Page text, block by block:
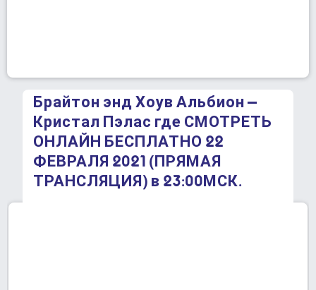
Брайтон энд Хоув Альбион –
Кристал Пэлас где СМОТРЕТЬ
ОНЛАЙН БЕСПЛАТНО 22
ФЕВРАЛЯ 2021 (ПРЯМАЯ
ТРАНСЛЯЦИЯ) в 23:00МСК.